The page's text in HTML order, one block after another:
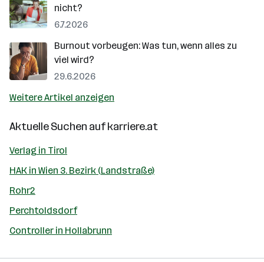
nicht?
6.7.2026
Burnout vorbeugen: Was tun, wenn alles zu
viel wird?
29.6.2026
Weitere Artikel anzeigen
Aktuelle Suchen aufkarriere.at
Verlag in Tirol
HAK in Wien 3. Bezirk (Landstraße)
Rohr2
Perchtoldsdorf
Controller in Hollabrunn